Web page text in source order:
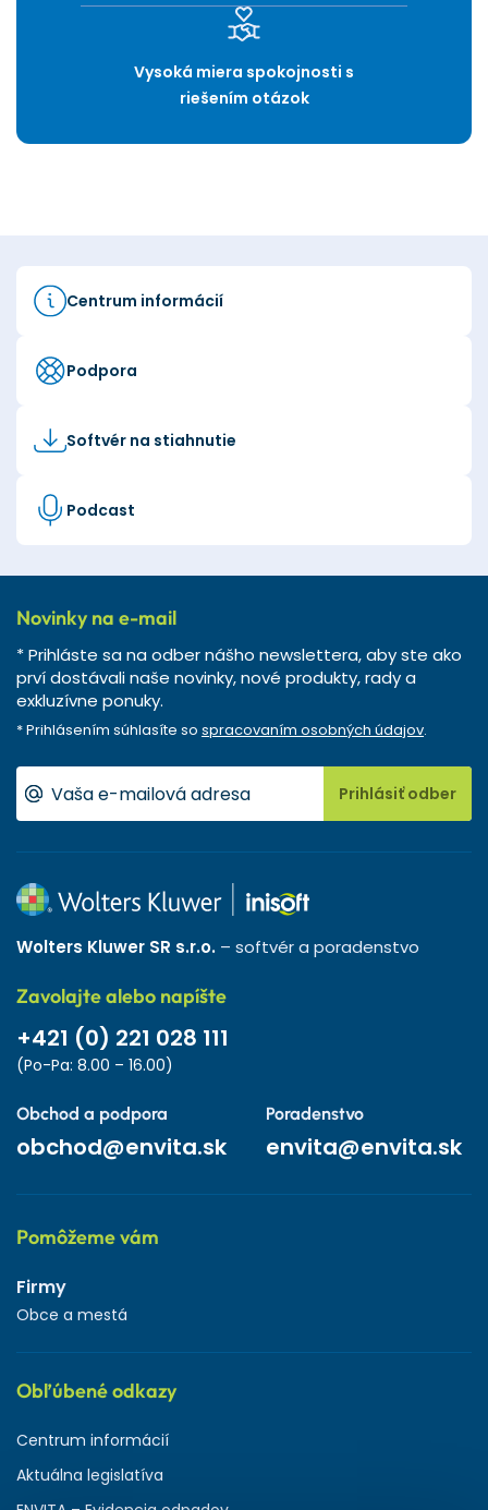
Vysoká miera spokojnosti s
riešením otázok
Centrum informácií
Podpora
Softvér na stiahnutie
Podcast
Novinky na e-mail
* Prihláste sa na odber nášho newslettera, aby ste ako
prví dostávali naše novinky, nové produkty, rady a
exkluzívne ponuky.
* Prihlásením súhlasíte so spracovaním osobných údajov.
Prihlásiť odber
Wolters Kluwer SR s.r.o. – softvér a poradenstvo
Zavolajte alebo napíšte
+421 (0) 221 028 111
(Po-Pa: 8.00 – 16.00)
Obchod a podpora
obchod@envita.sk
Poradenstvo
envita@envita.sk
Pomôžeme vám
Firmy
Obce a mestá
Obľúbené odkazy
Centrum informácií
Aktuálna legislatíva